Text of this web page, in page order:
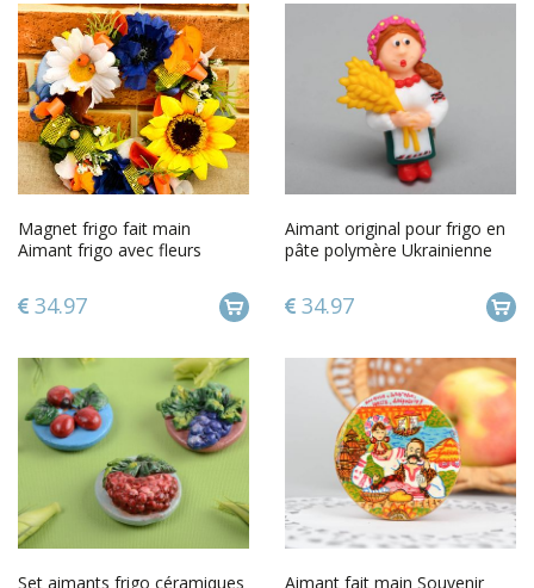
Magnet frigo fait main
Aimant frigo avec fleurs
34.97
Aimant original pour frigo en
pâte polymère Ukrainienne
34.97
Set aimants frigo céramiques
Aimant fait main Souvenir